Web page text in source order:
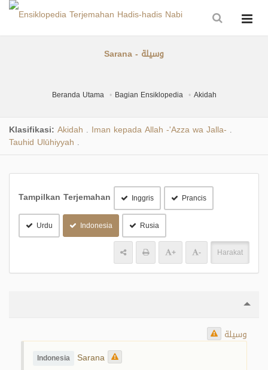
Sarana - وسيلة
Beranda Utama Bagian Ensiklopedia Akidah
Klasifikasi: Akidah Iman kepada Allah -'Azza wa Jalla-
Tauhid Ulūhiyyah
Tampilkan Terjemahan Inggris Prancis
Urdu Indonesia Rusia
+ - Harakat
وسيلة
Indonesia Sarana